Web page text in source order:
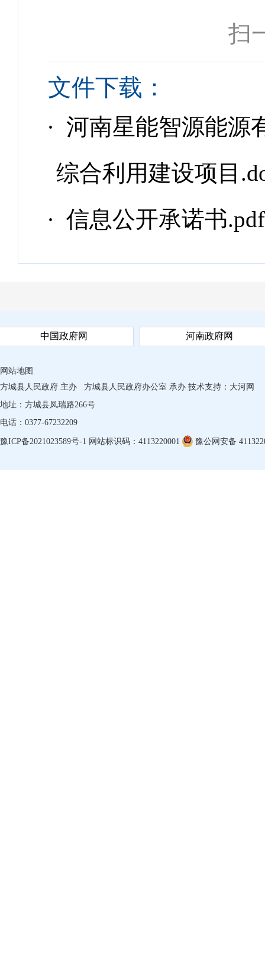
扫
文件下载：
· 河南星能智源能源
综合利用建设项目
· 信息公开承诺书.pdf
中国政府网 河南政府网
网站地图
方城县人民政府 主办
方城县人民政府办公室 承办 技术支持： 大河网
地址：方城县凤瑞路266号
电话：0377-67232209
豫ICP备2021023589号-1 网站标识码：4113220001 豫公网安备